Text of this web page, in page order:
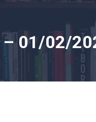
– 01/02/